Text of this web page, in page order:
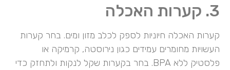
3. קערות האכלה
קערות האכלה חיוניות לספק לכלב מזון ומים. בחר קערות
העשויות מחומרים עמידים כגון נירוסטה, קרמיקה או
פלסטיק ללא BPA. בחר בקערות שקל לנקות ולתחזק כדי